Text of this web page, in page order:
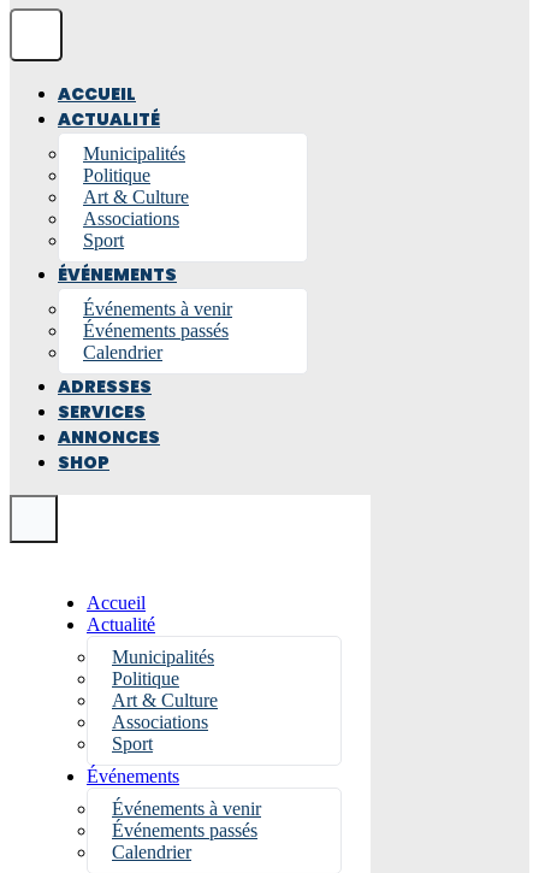
ACCUEIL
ACTUALITÉ
Municipalités
Politique
Art & Culture
Associations
Sport
ÉVÉNEMENTS
Événements à venir
Événements passés
Calendrier
ADRESSES
SERVICES
ANNONCES
SHOP
Accueil
Actualité
Municipalités
Politique
Art & Culture
Associations
Sport
Événements
Événements à venir
Événements passés
Calendrier